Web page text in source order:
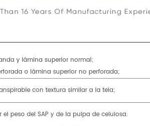
y lámina superior normal;
o lámina superior no perforada;
con textura similar a la tela;
el peso del SAP y de la pulpa de celulosa.